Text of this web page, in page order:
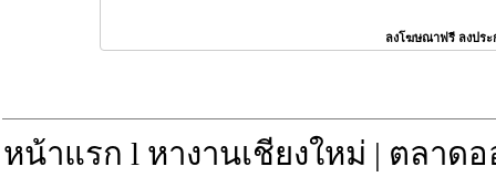
ลงโฆษณาฟรี ลงประ
หน้าแรก l หางานเชียงใหม่ | ตลาด